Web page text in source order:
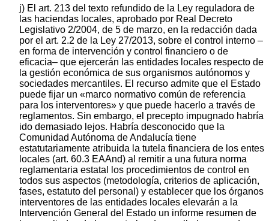
j) El art. 213 del texto refundido de la Ley reguladora de
las haciendas locales, aprobado por Real Decreto
Legislativo 2/2004, de 5 de marzo, en la redacción dada
por el art. 2.2 de la Ley 27/2013, sobre el control interno –
en forma de intervención y control financiero o de
eficacia– que ejercerán las entidades locales respecto de
la gestión económica de sus organismos autónomos y
sociedades mercantiles. El recurso admite que el Estado
puede fijar un «marco normativo común de referencia
para los interventores» y que puede hacerlo a través de
reglamentos. Sin embargo, el precepto impugnado habría
ido demasiado lejos. Habría desconocido que la
Comunidad Autónoma de Andalucía tiene
estatutariamente atribuida la tutela financiera de los entes
locales (art. 60.3 EAAnd) al remitir a una futura norma
reglamentaria estatal los procedimientos de control en
todos sus aspectos (metodología, criterios de aplicación,
fases, estatuto del personal) y establecer que los órganos
interventores de las entidades locales elevarán a la
Intervención General del Estado un informe resumen de